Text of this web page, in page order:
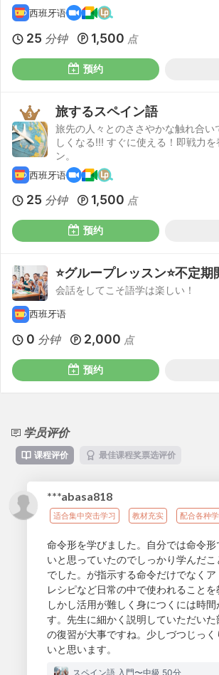
西班牙语
25 分钟 1,500 点
预约
旅するスペイン語
旅先の人々とのささやかな触れ合い
しくなる!!! すぐに使える！即戦力
ン。
西班牙语
25 分钟 1,500 点
预约
⭐️グループレッスン⭐️不定期
会話をしてこそ語学は楽しい！
西班牙语
0 分钟 2,000 点
预约
学员评价
课程评价 最佳课程奖票选评价
***abasa818
适合集中突击学习 教材充实 配合各种
命令形を学びました。自分では命令
いと思っていたのでしっかり学んだ
でした。が指示する命令だけでなく
レシピなど日常の中で使われることを
しかし活用が難しく身につくには時
す。先生に細かく説明していただいた
の復習が大事ですね。少しづつじっく
いと思います。
スペイン語 入門〜中級 50分